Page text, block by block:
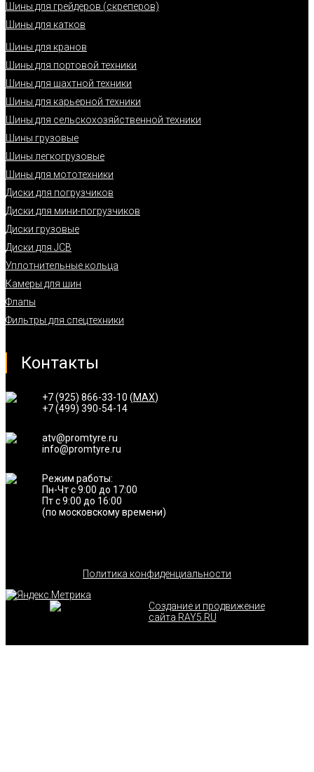
Шины для грейдеров (скреперов)
Шины для катков
Шины для кранов
Шины для портовой техники
Шины для шахтной техники
Шины для карьерной техники
Шины для сельскохозяйственной техники
Шины грузовые
Шины легкогрузовые
Шины для мототехники
Диски для погрузчиков
Диски для мини-погрузчиков
Диски грузовые
Диски для JCB
Уплотнительные кольца
Камеры для шин
Флапы
Фильтры для спецтехники
Контакты
+7 (925) 866-33-10 (MAX)
+7 (499) 390-54-14
atv@promtyre.ru
info@promtyre.ru
Режим работы:
Пн-Чт с 9:00 до 17:00
Пт с 9:00 до 16:00
(по московскому времени)
Политика конфиденциальности
Создание и продвижение
сайта RAY5.RU